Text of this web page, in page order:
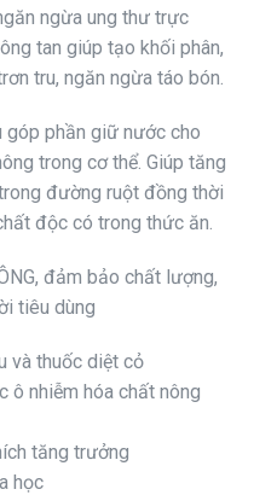
ngừa ung thư trực
tan giúp tạo khối phân,
tru, ngăn ngừa táo bón.
góp phần giữ nước cho
trong cơ thể. Giúp tăng
đường ruột đồng thời
độc có trong thức ăn.
đảm bảo chất lượng,
tiêu dùng
và thuốc diệt cỏ
ô nhiễm hóa chất nông
tăng trưởng
học